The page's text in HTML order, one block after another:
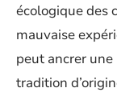
écologique des
mauvaise
peut ancrer
tradition